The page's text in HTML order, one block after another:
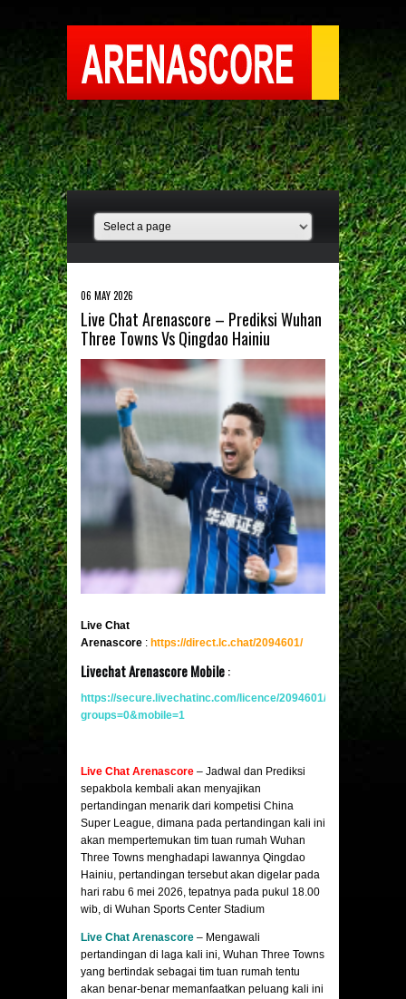
06 MAY 2026
Live Chat Arenascore – Prediksi Wuhan
Three Towns Vs Qingdao Hainiu
Live Chat
Arenascore : https://direct.lc.chat/2094601/
Livechat Arenascore Mobile:
https://secure.livechatinc.com/licence/2094601/v2/
groups=0&mobile=1
Live Chat Arenascore – Jadwal dan Prediksi
sepakbola kembali akan menyajikan
pertandingan menarik dari kompetisi China
Super League, dimana pada pertandingan kali ini
akan mempertemukan tim tuan rumah Wuhan
Three Towns menghadapi lawannya Qingdao
Hainiu, pertandingan tersebut akan digelar pada
hari rabu 6 mei 2026, tepatnya pada pukul 18.00
wib, di Wuhan Sports Center Stadium
Live Chat Arenascore – Mengawali
pertandingan di laga kali ini, Wuhan Three Towns
yang bertindak sebagai tim tuan rumah tentu
akan benar-benar memanfaatkan peluang kali ini